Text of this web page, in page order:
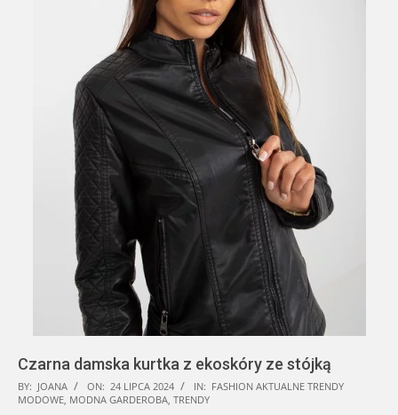
Czarna damska kurtka z ekoskóry ze stójką
2024-
07-
BY: JOANA ON: 24 LIPCA 2024 IN: FASHION AKTUALNE TRENDY
MODOWE MODNA GARDEROBA TRENDY